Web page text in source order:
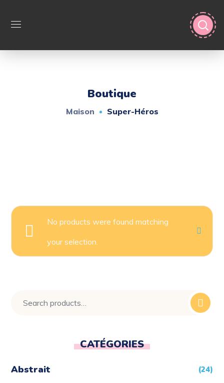
Boutique
Maison Super-Héros
No products were found matching
your selection.
CATÉGORIES
Abstrait (24)